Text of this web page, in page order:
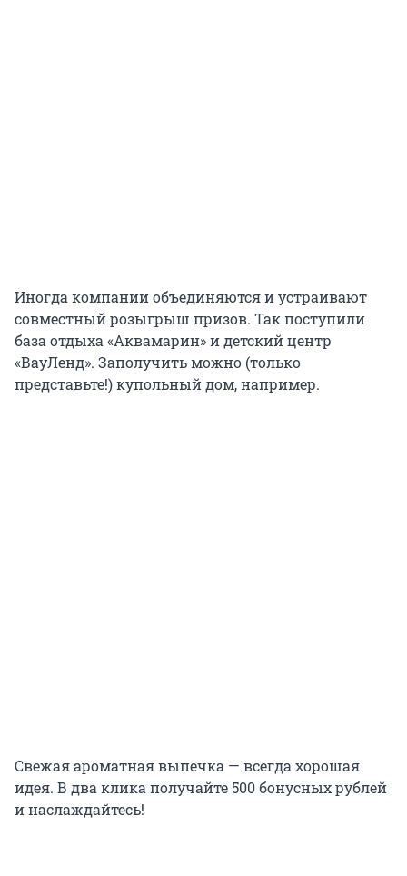
Иногда компании объединяются и устраивают
совместный розыгрыш призов. Так поступили
база отдыха «Аквамарин» и детский центр
«ВауЛенд». Заполучить можно (только
представьте!) купольный дом, например.
Свежая ароматная выпечка — всегда хорошая
идея. В два клика получайте 500 бонусных рублей
и наслаждайтесь!